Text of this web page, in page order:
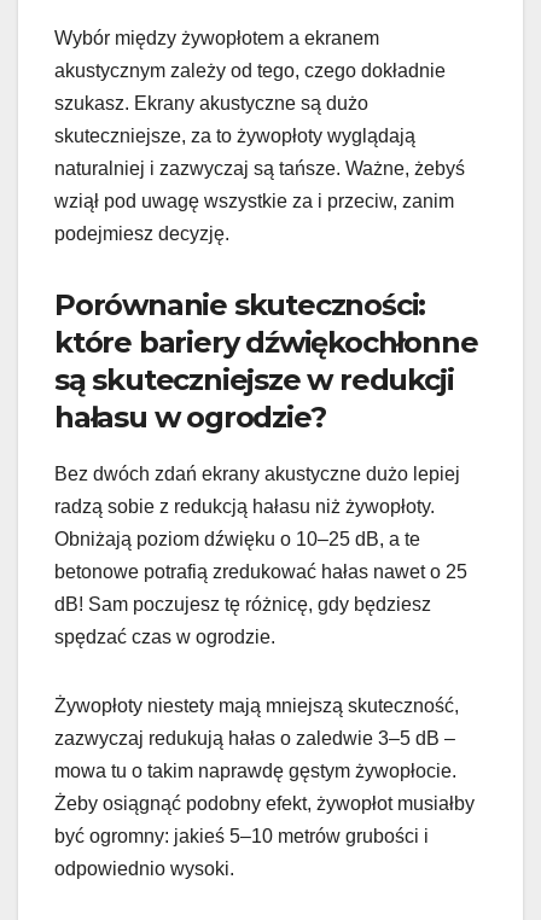
Wybór między żywopłotem a ekranem
akustycznym zależy od tego, czego dokładnie
szukasz. Ekrany akustyczne są dużo
skuteczniejsze, za to żywopłoty wyglądają
naturalniej i zazwyczaj są tańsze. Ważne, żebyś
wziął pod uwagę wszystkie za i przeciw, zanim
podejmiesz decyzję.
Porównanie skuteczności:
które bariery dźwiękochłonne
są skuteczniejsze w redukcji
hałasu w ogrodzie?
Bez dwóch zdań ekrany akustyczne dużo lepiej
radzą sobie z redukcją hałasu niż żywopłoty.
Obniżają poziom dźwięku o 10–25 dB, a te
betonowe potrafią zredukować hałas nawet o 25
dB! Sam poczujesz tę różnicę, gdy będziesz
spędzać czas w ogrodzie.
Żywopłoty niestety mają mniejszą skuteczność,
zazwyczaj redukują hałas o zaledwie 3–5 dB –
mowa tu o takim naprawdę gęstym żywopłocie.
Żeby osiągnąć podobny efekt, żywopłot musiałby
być ogromny: jakieś 5–10 metrów grubości i
odpowiednio wysoki.